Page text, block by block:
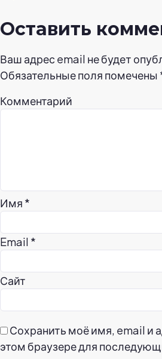
Оставить
Ваш адрес email не будет
Обязательные поля помечены
Комментарий
Имя *
Email *
Сайт
Сохранить моё имя, email и
этом браузере для